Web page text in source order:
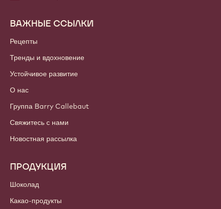
Footer
Callebaut
ВАЖНЫЕ ССЫЛКИ
Рецепты
Тренды и вдохновение
Устойчивое развитие
О нас
Группа Barry Callebaut
Свяжитесь с нами
Новостная рассылка
ПРОДУКЦИЯ
Шоколад
Какао-продукты